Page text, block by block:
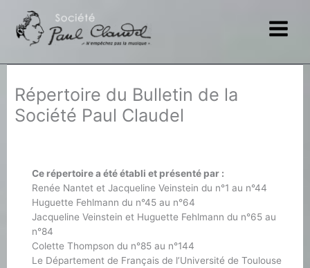
contenu
Répertoire du Bulletin de la
Société Paul Claudel
Ce répertoire a été établi et présenté par :
Renée Nantet et Jacqueline Veinstein du n°1 au n°44
Huguette Fehlmann du n°45 au n°64
Jacqueline Veinstein et Huguette Fehlmann du n°65 au
n°84
Colette Thompson du n°85 au n°144
Le Département de Français de l’Université de Toulouse